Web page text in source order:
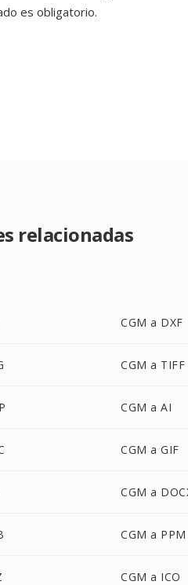
es obligatorio.
relacionadas
CGM a DXF
CGM a TIFF
CGM a AI
CGM a GIF
CGM a
CGM a PPM
CGM a ICO